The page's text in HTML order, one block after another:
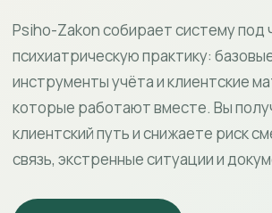
Psiho-Zakon собирает систему под
психиатрическую практику:
инструменты учёта и клиентские
которые работают вместе. Вы
клиентский путь и снижаете риск
связь, экстренные ситуации и